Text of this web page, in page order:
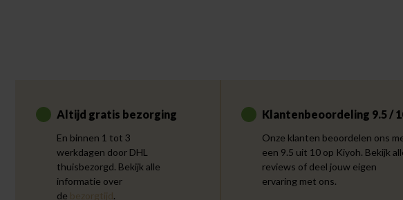
Altijd gratis bezorging
En binnen 1 tot 3
werkdagen door DHL
thuisbezorgd. Bekijk alle
informatie over
de bezorgtijd.
Klantenbeoordeling 9.5 /
Onze klanten beoordelen ons
een 9.5 uit 10 op Kiyoh. Bekijk
reviews of deel jouw eigen
ervaring met ons.